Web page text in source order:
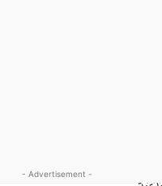
- Advertisement -